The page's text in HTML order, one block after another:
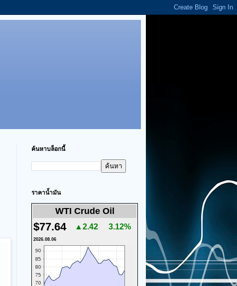
ค้นหาบล็อกนี้
ราคาน้ำมัน
WTI Crude Oil
$77.64 ▲2.42 3.12%
2026.08.06